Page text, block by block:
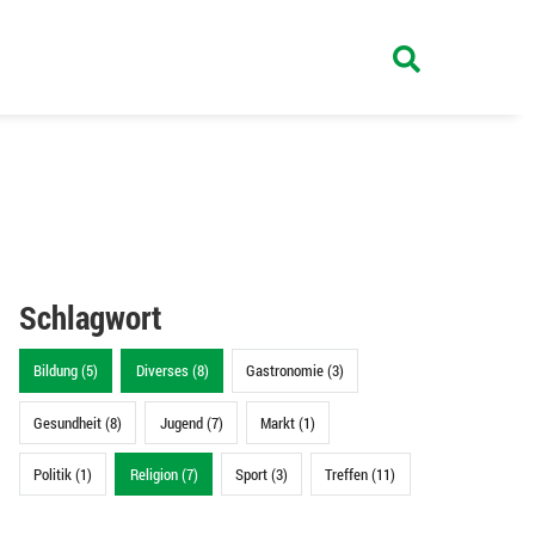
Schlagwort
Bildung (5) Diverses (8) Gastronomie (3)
Gesundheit (8) Jugend (7) Markt (1)
Politik (1) Religion (7) Sport (3) Treffen (11)